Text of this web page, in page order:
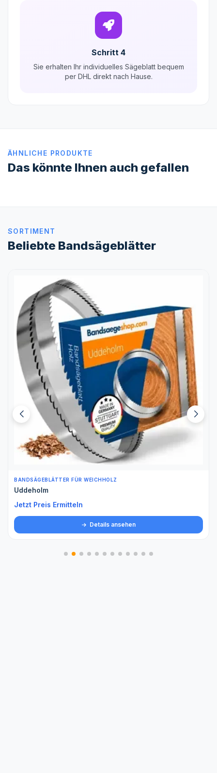
Schritt 4
Sie erhalten Ihr individuelles Sägeblatt bequem
per DHL direkt nach Hause.
ÄHNLICHE PRODUKTE
Das könnte Ihnen auch gefallen
SORTIMENT
Beliebte Bandsägeblätter
BANDSÄGEBLÄTTER FÜR WEICHHOLZ
Uddeholm
Jetzt Preis Ermitteln
Details ansehen